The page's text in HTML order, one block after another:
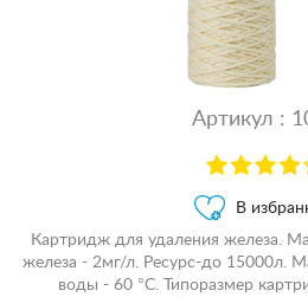
Артикул :
В
Картридж для удаления железа.
железа - 2мг/л. Ресурс-до 15000л.
воды - 60 °С. Типоразмер